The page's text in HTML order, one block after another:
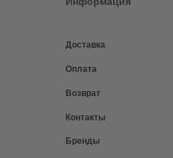
Доставка
Оплата
Возврат
Контакты
Бренды